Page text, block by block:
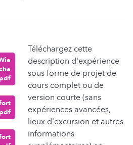
Téléchargez cette
description d'expérience
sous forme de projet de
cours complet ou de
version courte (sans
expériences avancées,
lieux d'excursion et autres
informations